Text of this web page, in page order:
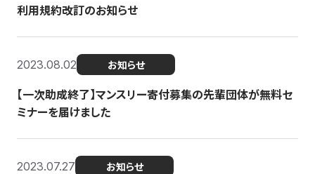
利用規約改訂のお知らせ
2023.08.02 お知らせ
【一次助成終了】マンスリー寄付募集の先輩団体が無料セ
ミナーを届けました
2023.07.27 お知らせ